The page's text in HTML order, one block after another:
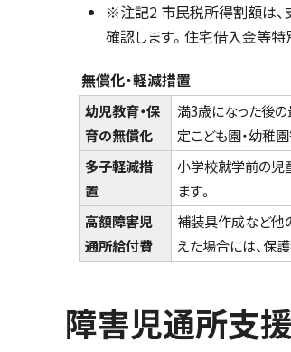
※注記2 市民税所得割額は、
確認します。住宅借入金等
無償化・軽減措置
幼児教育・保
育の無償化
満3歳になった後
定こども園・幼稚
多子軽減措
置
小学校就学前の児
ます。
高額障害児
通所給付費
補装具作成など他
えた場合には、保
障害児通所支